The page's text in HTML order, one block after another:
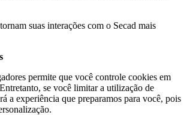
suas interações com o Secad mais
permite que você controle cookies em
se você limitar a utilização de
a experiência que preparamos para você, pois